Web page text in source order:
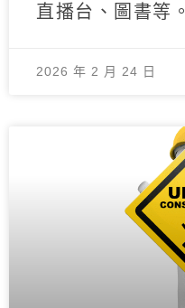
直播台、圖書等。
2026 年 2 月 24 日